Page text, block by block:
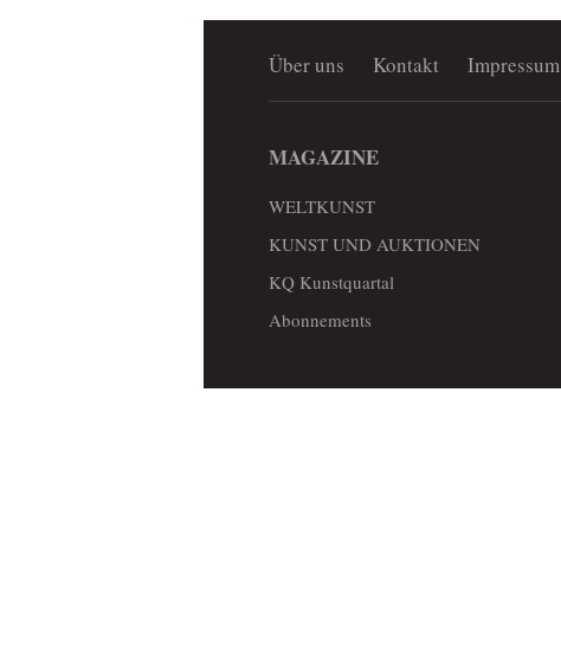
Über uns Kontakt Impressum
MAGAZINE
WELTKUNST
KUNST UND AUKTIONEN
KQ Kunstquartal
Abonnements